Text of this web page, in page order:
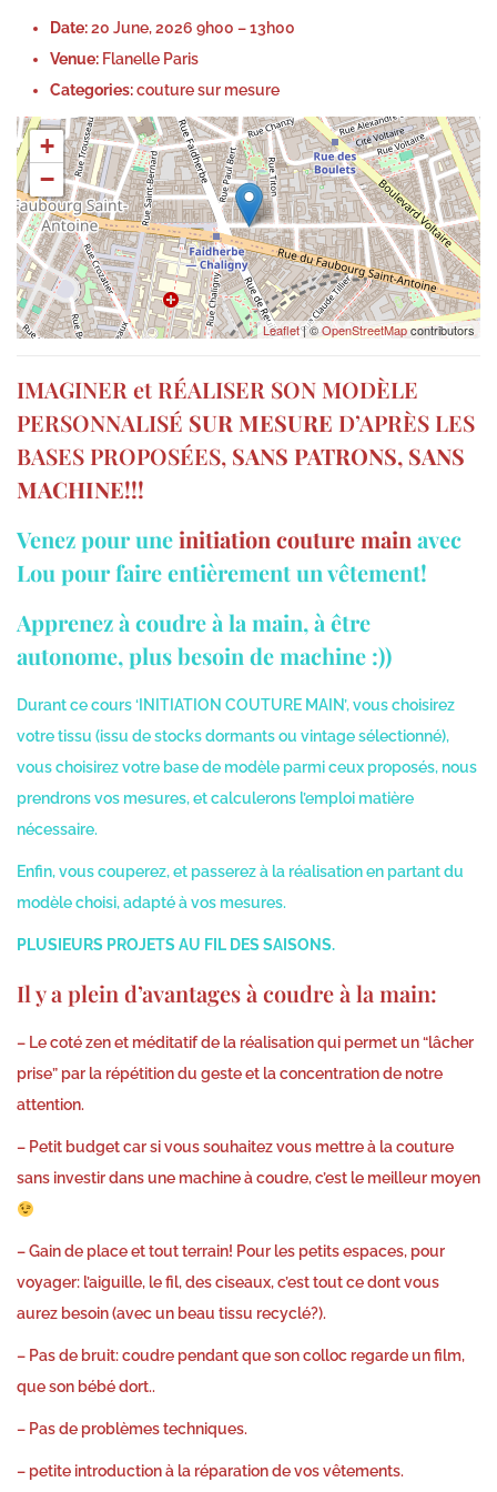
n
e
,
2
0
2
6
Date:20 June, 2026 9h00 –13h00
Venue: Flanelle Paris
Categories:couture sur mesure
+
−
Leaflet| ©OpenStreetMapcontributors
IMAGINER et RÉALISER SON MODÈLE
PERSONNALISÉ SUR MESURE D’APRÈS LES
BASES PROPOSÉES, SANS PATRONS, SANS
MACHINE!!!
Venez pour uneinitiation couture main avec
Lou pour faire entièrement un vêtement!
Apprenez à coudre à la main, à être
autonome, plus besoin de machine :))
Durant ce cours ‘INITIATION COUTURE MAIN’, vous choisirez
votre tissu (issu de stocks dormants ou vintage sélectionné),
vous choisirez votre base de modèle parmi ceux proposés, nous
prendrons vos mesures, et calculerons l’emploi matière
nécessaire.
Enfin, vous couperez, et passerez à la réalisation en partant du
modèle choisi, adapté à vos mesures.
PLUSIEURS PROJETS AU FIL DES SAISONS.
Il y a plein d’avantages à coudre à la main:
– Le coté zen et méditatif de la réalisation qui permet un “lâcher
prise” par la répétition du geste et la concentration de notre
attention.
– Petit budget car si vous souhaitez vous mettre à la couture
sans investir dans une machine à coudre, c’est le meilleur moyen
– Gain de place et tout terrain! Pour les petits espaces, pour
voyager: l’aiguille, le fil, des ciseaux, c’est tout ce dont vous
aurez besoin (avec un beau tissu recyclé?).
– Pas de bruit: coudre pendant que son colloc regarde un film,
que son bébé dort..
– Pas de problèmes techniques.
– petite introduction à la réparation de vos vêtements.